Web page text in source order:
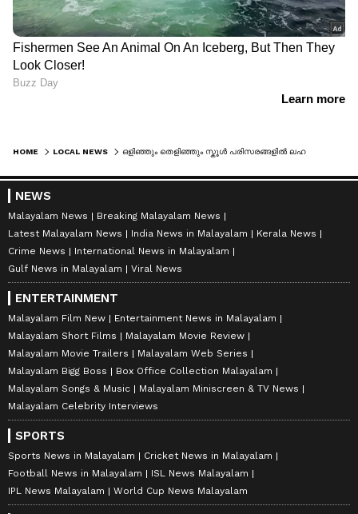
HOME LOCAL NEWS ഒളിഞ്ഞും തെളിഞ്ഞും സ്കൂൾ പരിസരങ്ങളിൽ ലഹരിവിൽപ്പന, തട്ടുകടകളും ലഹരികേന്ദ്രങ്ങൾ, ഇനി അനുവദിക്കില്ല, കർശന നടപടിയെന്ന് മേയർ
NEWS
Malayalam News
Breaking Malayalam News
Latest Malayalam News
India News in Malayalam
Kerala News
Crime News
International News in Malayalam
Gulf News in Malayalam
Viral News
ENTERTAINMENT
Malayalam Film New
Entertainment News in Malayalam
Malayalam Short Films
Malayalam Movie Review
Malayalam Movie Trailers
Malayalam Web Series
Malayalam Bigg Boss
Box Office Collection Malayalam
Malayalam Songs & Music
Malayalam Miniscreen & TV News
Malayalam Celebrity Interviews
SPORTS
Sports News in Malayalam
Cricket News in Malayalam
Football News in Malayalam
ISL News Malayalam
IPL News Malayalam
World Cup News Malayalam